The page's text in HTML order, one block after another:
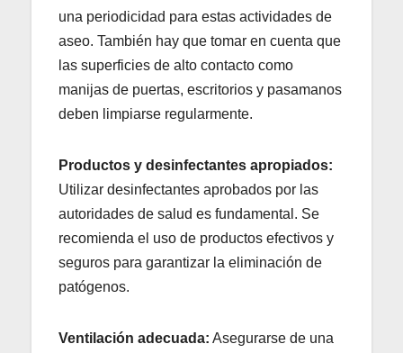
una periodicidad para estas actividades de
aseo. También hay que tomar en cuenta que
las superficies de alto contacto como
manijas de puertas, escritorios y pasamanos
deben limpiarse regularmente.
Productos y desinfectantes apropiados:
Utilizar desinfectantes aprobados por las
autoridades de salud es fundamental. Se
recomienda el uso de productos efectivos y
seguros para garantizar la eliminación de
patógenos.
Ventilación adecuada: Asegurarse de una